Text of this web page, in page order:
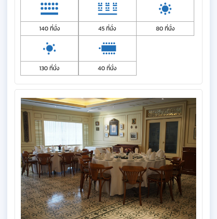
140 ที่นั่ง 45 ที่นั่ง 80 ที่นั่ง
130 ที่นั่ง 40 ที่นั่ง